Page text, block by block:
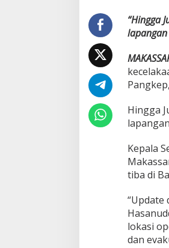
“Hingga
Hingga
Kepala
tiba di
“Update
lokasi
dan